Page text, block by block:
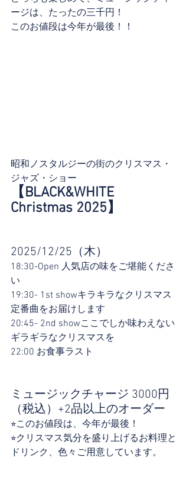
ージは、たったの三千円！
このお値段は今年が最後！！
昭和ノスタルジーの街のクリスマス・
ジャズ・ショー
【BLACK&WHITE
Christmas 2025】
2025/12/25（木）
18:30-Open 人気店の味をご堪能くださ
い
19:30- 1st showキラキラなクリスマス
定番曲をお届けします
20:45- 2nd showここでしか味わえない
ギラギラなクリスマスを
22:00 お食事ラスト
ミュージックチャージ 3000円
（税込）+2品以上のオーダー
⭐︎このお値段は、今年が最後！
⭐︎クリスマス気分を盛り上げるお料理と
ドリンク、色々ご用意しています。